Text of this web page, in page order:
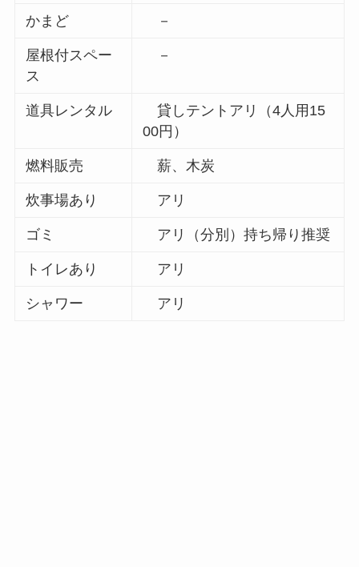
かまど －
屋根付スペー
ス
－
道具レンタル
貸しテントアリ（4人用15
00円）
燃料販売 薪、木炭
炊事場あり アリ
ゴミ アリ（分別）持ち帰り推奨
トイレあり アリ
シャワー アリ